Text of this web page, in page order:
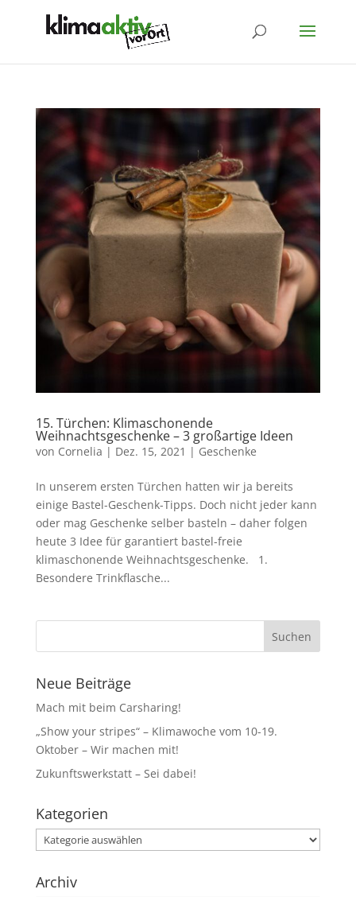
15. Türchen: Klimaschonende
Weihnachtsgeschenke – 3 großartige Ideen
von Cornelia | Dez. 15, 2021 | Geschenke
In unserem ersten Türchen hatten wir ja bereits
einige Bastel-Geschenk-Tipps. Doch nicht jeder kann
oder mag Geschenke selber basteln – daher folgen
heute 3 Idee für garantiert bastel-freie
klimaschonende Weihnachtsgeschenke. 1.
Besondere Trinkflasche...
Neue Beiträge
Mach mit beim Carsharing!
„Show your stripes“ – Klimawoche vom 10-19.
Oktober – Wir machen mit!
Zukunftswerkstatt – Sei dabei!
Kategorien
Kategorien
Archiv